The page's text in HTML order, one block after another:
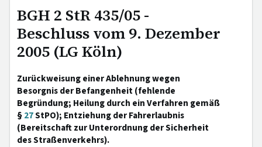
BGH 2 StR 435/05 -
Beschluss vom 9. Dezember
2005 (LG Köln)
Zurückweisung einer Ablehnung wegen
Besorgnis der Befangenheit (fehlende
Begründung; Heilung durch ein Verfahren gemäß
§27StPO); Entziehung der Fahrerlaubnis
(Bereitschaft zur Unterordnung der Sicherheit
des Straßenverkehrs).